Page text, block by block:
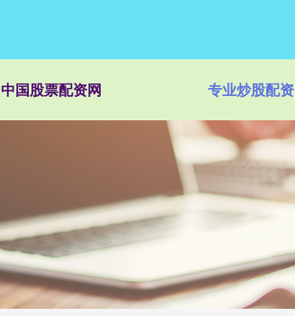
中国股票配资网 专业炒股配资